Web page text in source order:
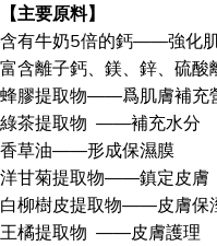
【主要原料】
含有牛奶5倍的鈣——強化
富含離子鈣、鎂、鋅、硫
蜂膠提取物——爲肌膚補充
綠茶提取物 ——補充水分
香草油——形成保濕膜
洋甘菊提取物——鎮定皮膚
白柳樹皮提取物——皮膚保
王橘提取物 ——皮膚護理